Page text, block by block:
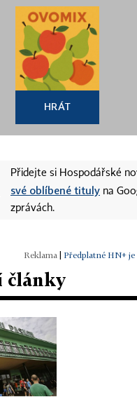
HRÁT
Přidejte si Hospodářské
své oblíbené tituly na
zprávách.
Předplatné HN+ je
články